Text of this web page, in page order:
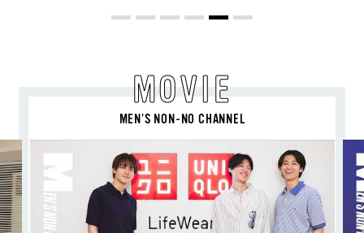
MOVIE
MEN’S NON-NO CHANNEL